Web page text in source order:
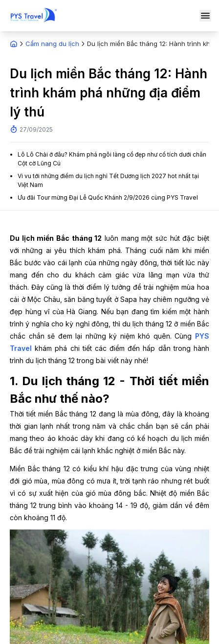
Cẩm nang du lịch Du lịch miền Bắc tháng 12: Hành trình
Du lịch miền Bắc tháng 12: Hành
trình khám phá những địa điểm
lý thú
27/09/2025
Lô Lô Chải ở đâu? Khám phá ngôi làng cổ đẹp như cổ tích dưới chân
Cột cờ Lũng Cú
Vi vu tới những điểm du lịch nghỉ Tết Dương lịch 2027 hot nhất tại
Việt Nam
Ưu đãi Tour mừng Đại Lễ Quốc Khánh 2/9/2026 cùng PYS Travel
Du lịch miền Bắc tháng 12 luôn mang một sức hút đặc biệt
với những ai yêu thích khám phá. Tháng cuối năm khi miền
Bắc bước vào cái lạnh của những ngày đông, thời tiết lúc này
mang đến cho du khách cảm giác vừa lãng mạn vừa thử
thách. Đây cũng là thời điểm lý tưởng để trải nghiệm mùa hoa
cải ở Mộc Châu, săn băng tuyết ở Sapa hay chiêm ngưỡng vẻ
đẹp hùng vĩ của Hà Giang. Nếu bạn đang tìm kiếm một hành
trình ý nghĩa cho kỳ nghỉ đông, thì du lịch tháng 12 ở miền Bắc
chắc chắn sẽ đem lại những kỷ niệm khó quên. Cùng PYS
Travel khám phá chi tiết các điểm đến hấp dẫn trong hành
trình du lịch tháng 12 trong bài viết này nhé!
1. Du lịch tháng 12 - Thời tiết miền
Bắc như thế nào?
Thời tiết miền Bắc tháng 12 đang là mùa đông, đây là khoảng
thời gian lạnh nhất trong năm và chắc chắn bạn sẽ cần phải
mang theo áo khoác dày khi đang có kế hoạch du lịch miền
Bắc để trải nghiệm cái lạnh khắc nghiệt ở miền Bắc này.
Miền Bắc tháng 12 có kiểu khí hậu đặc trưng của vùng nhiệt
đới gió mùa, mùa đông có mưa ít, trời tạnh ráo nhưng rét buốt
vì có sự xuất hiện của gió mùa đông bắc. Nhiệt độ miền Bắc
tháng 12 trung bình vào khoảng 14 - 19 độ, giảm dần về đêm
còn khoảng 11 độ.